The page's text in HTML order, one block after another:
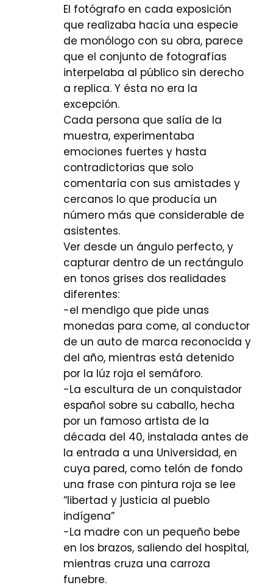
El fotógrafo en cada exposición
que realizaba hacía una especie
de monólogo con su obra, parece
que el conjunto de fotografías
interpelaba al público sin derecho
a replica. Y ésta no era la
excepción.
Cada persona que salía de la
muestra, experimentaba
emociones fuertes y hasta
contradictorias que solo
comentaría con sus amistades y
cercanos lo que producía un
número más que considerable de
asistentes.
Ver desde un ángulo perfecto, y
capturar dentro de un rectángulo
en tonos grises dos realidades
diferentes:
-el mendigo que pide unas
monedas para come, al conductor
de un auto de marca reconocida y
del año, mientras está detenido
por la lúz roja el semáforo.
-La escultura de un conquistador
español sobre su caballo, hecha
por un famoso artista de la
década del 40, instalada antes de
la entrada a una Universidad, en
cuya pared, como telón de fondo
una frase con pintura roja se lee
“libertad y justicia al pueblo
indígena”
-La madre con un pequeño bebe
en los brazos, saliendo del hospital,
mientras cruza una carroza
funebre.